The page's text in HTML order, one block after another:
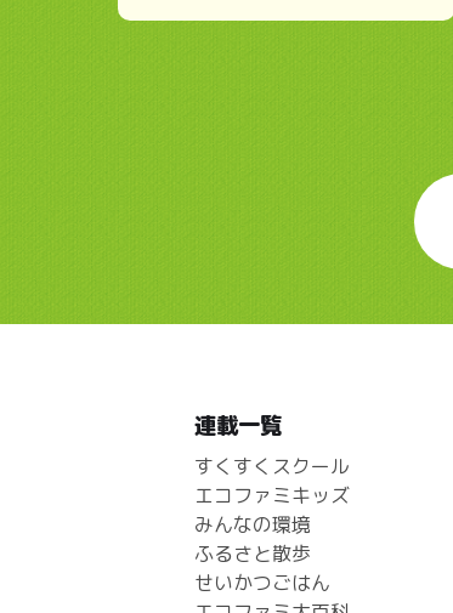
連載一覧
すくすくスクール
エコファミキッズ
みんなの環境
ふるさと散歩
せいかつごはん